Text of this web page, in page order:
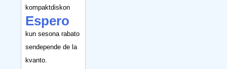
kompaktdiskon
Espero
kun sesona rabato
sendepende de la
kvanto.